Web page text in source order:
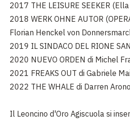
2017 THE LEISURE SEEKER
2018 WERK OHNE AUTOR
Florian Henckel von
2019 IL SINDACO DEL RIONE
2020 NUEVO ORDEN di Michel
2021 FREAKS OUT di Gabriele
2022 THE WHALE di Darren
Il Leoncino d'Oro Agiscuola si